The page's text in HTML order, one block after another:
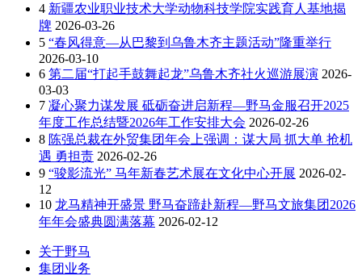
4 新疆农业职业技术大学动物科技学院实践育人基地揭
牌 2026-03-26
5 “春风得意—从巴黎到乌鲁木齐主题活动”隆重举行
2026-03-10
6 第二届“打起手鼓舞起龙”乌鲁木齐社火巡游展演 2026-
03-03
7 凝心聚力谋发展 砥砺奋进启新程—野马金服召开2025
年度工作总结暨2026年工作安排大会 2026-02-26
8 陈强总裁在外贸集团年会上强调：谋大局 抓大单 抢机
遇 勇担责 2026-02-26
9 “骏影流光” 马年新春艺术展在文化中心开展 2026-02-
12
10 龙马精神开盛景 野马奋蹄赴新程—野马文旅集团2026
年年会盛典圆满落幕 2026-02-12
关于野马
集团业务